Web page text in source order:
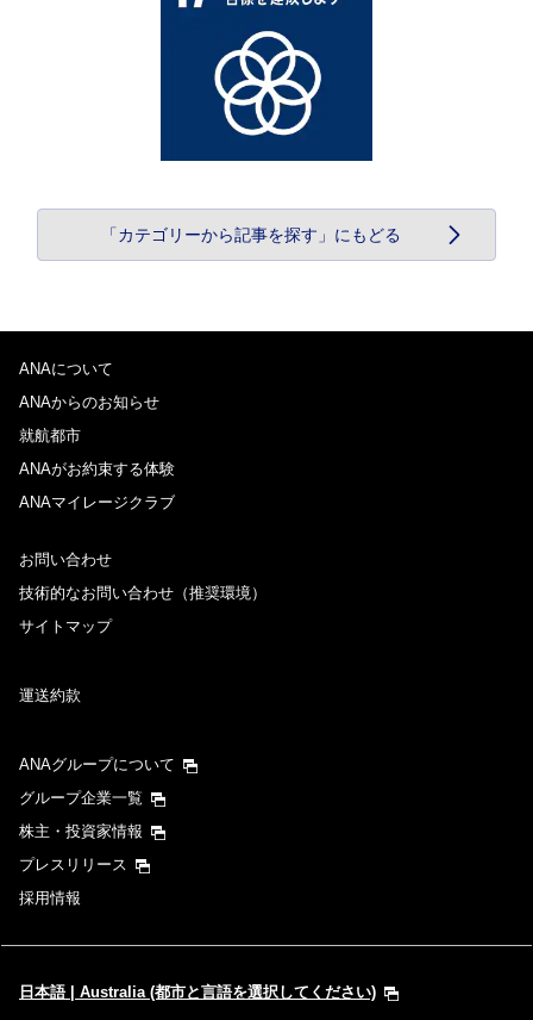
「カテゴリーから記事を探す」にもどる
ANAについて
ANAからのお知らせ
就航都市
ANAがお約束する体験
ANAマイレージクラブ
お問い合わせ
技術的なお問い合わせ（推奨環境）
サイトマップ
運送約款
ANAグループについて
グループ企業一覧
株主・投資家情報
プレスリリース
採用情報
日本語 | Australia (都市と言語を選択してください)